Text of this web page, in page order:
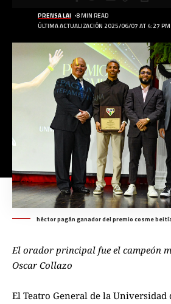
ÚLTIMA ACTUALIZACIÓN 2025/06/07 AT 4:27 PM
PRENSA LAI 8 MIN READ
héctor pagán ganador del premio cosme
El orador principal fue el campeón
Oscar Collazo
El Teatro General de la Universidad